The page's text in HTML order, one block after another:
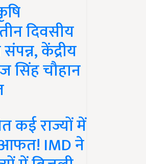
दिवसीय
केंद्रीय
सिंह चौहान
कई राज्यों में
आफत! IMD ने